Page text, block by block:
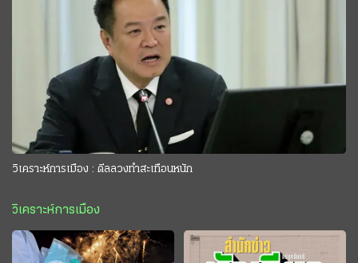
วิเคราะห์การเมือง : ดีลลวงทำสะเทือนหนัก
วิเคราะห์การเมือง